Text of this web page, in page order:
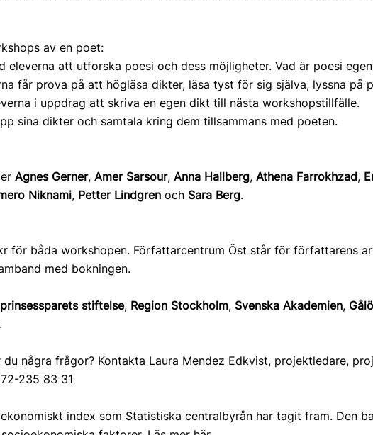
av en poet:
eleverna att utforska poesi och dess möjligheter. Vad är poesi
får prova på att högläsa dikter, läsa tyst för sig själva, lyssna på
i uppdrag att skriva en egen dikt till nästa workshopstillfälle.
sina dikter och samtala kring dem tillsammans med poeten.
Agnes Gerner, Amer Sarsour, Anna Hallberg, Athena Farrokhzad,
Niknami, Petter Lindgren och Sara Berg.
för båda workshopen. Författarcentrum Öst står för författarens
med bokningen.
stiftelse, Region Stockholm, Svenska Akademien,
.
några frågor? Kontakta Laura Mendez Edkvist, projektledare,
235 83 31
index som Statistiska centralbyrån har tagit fram. Den